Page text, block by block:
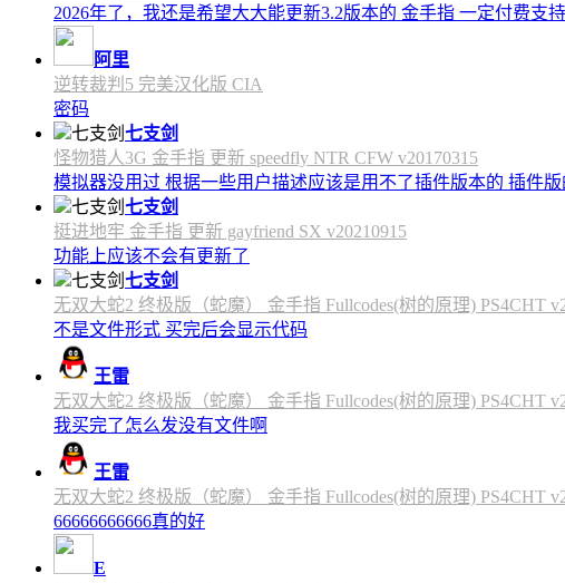
2026年了，我还是希望大大能更新3.2版本的 金手指 一定付费支持
阿里
逆转裁判5 完美汉化版 CIA
密码
七支剑
怪物猎人3G 金手指 更新 speedfly NTR CFW v20170315
模拟器没用过 根据一些用户描述应该是用不了插件版本的 插件
七支剑
挺进地牢 金手指 更新 gayfriend SX v20210915
功能上应该不会有更新了
七支剑
无双大蛇2 终极版（蛇魔） 金手指 Fullcodes(树的原理) PS4CHT
不是文件形式 买完后会显示代码
王雷
无双大蛇2 终极版（蛇魔） 金手指 Fullcodes(树的原理) PS4CHT
我买完了怎么发没有文件啊
王雷
无双大蛇2 终极版（蛇魔） 金手指 Fullcodes(树的原理) PS4CHT
66666666666真的好
E